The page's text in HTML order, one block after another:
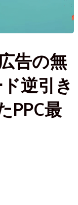
告の無
逆引き
PPC最